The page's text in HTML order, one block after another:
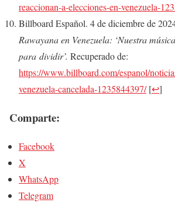
reaccionan-a-elecciones-en-venezuela-
Billboard Español. 4 de diciembre de
Rawayana en Venezuela: ‘Nuestra
para dividir’. Recuperado de:
https://www.billboard.com/espanol/
venezuela-cancelada-1235844397/ [↩]
Comparte:
Facebook
X
WhatsApp
Telegram